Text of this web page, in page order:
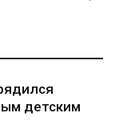
детским